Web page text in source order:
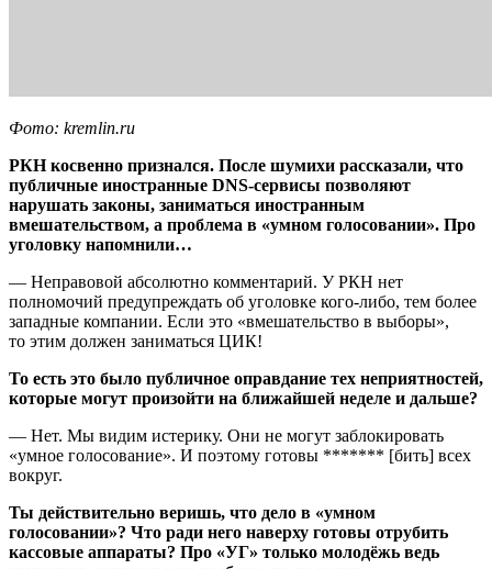
Фото: kremlin.ru
РКН косвенно признался. После шумихи рассказали, что
публичные иностранные DNS-сервисы позволяют
нарушать законы, заниматься иностранным
вмешательством, а проблема в «умном голосовании». Про
уголовку напомнили…
— Неправовой абсолютно комментарий. У РКН нет
полномочий предупреждать об уголовке кого-либо, тем более
западные компании. Если это «вмешательство в выборы»,
то этим должен заниматься ЦИК!
То есть это было публичное оправдание тех неприятностей,
которые могут произойти на ближайшей неделе и дальше?
— Нет. Мы видим истерику. Они не могут заблокировать
«умное голосование». И поэтому готовы ******* [бить] всех
вокруг.
Ты действительно веришь, что дело в «умном
голосовании»? Что ради него наверху готовы отрубить
кассовые аппараты? Про «УГ» только молодёжь ведь